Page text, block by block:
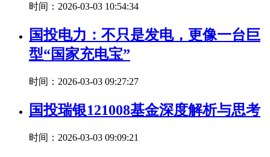
时间：2026-03-03 10:54:34
国投电力：不只是发电，更像一台巨
型“国家充电宝”
时间：2026-03-03 09:27:27
国投瑞银121008基金深度解析与思考
时间：2026-03-03 09:09:21